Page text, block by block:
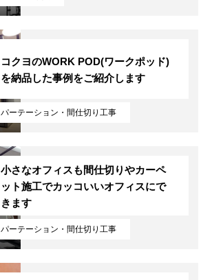
パーテーション・間仕切り工事
コクヨのWORK POD(ワークポッド)
を納品した事例をご紹介します
パーテーション・間仕切り工事
小さなオフィスも間仕切りやカーペ
ット施工でカッコいいオフィスにで
きます